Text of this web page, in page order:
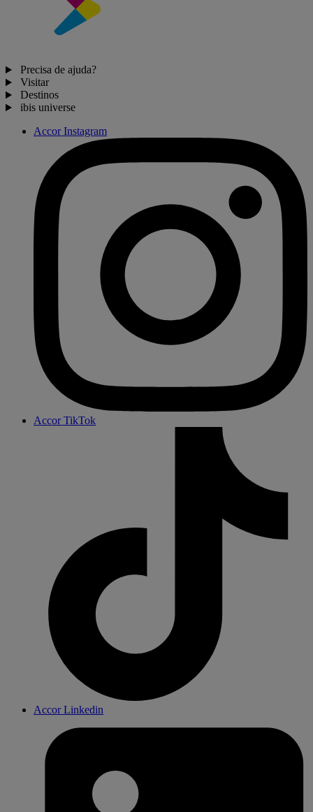
Precisa de ajuda?
Visitar
Destinos
ibis universe
Accor Instagram
Accor TikTok
Accor Linkedin